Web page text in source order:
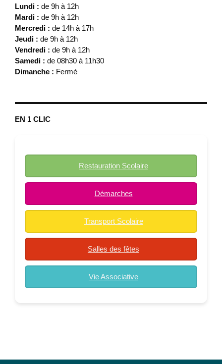
Lundi : de 9h à 12h
Mardi : de 9h à 12h
Mercredi : de 14h à 17h
Jeudi : de 9h à 12h
Vendredi : de 9h à 12h
Samedi : de 08h30 à 11h30
Dimanche : Fermé
EN 1 CLIC
Restauration Scolaire
Démarches
Transport Scolaire
Salles des fêtes
Vie Associative